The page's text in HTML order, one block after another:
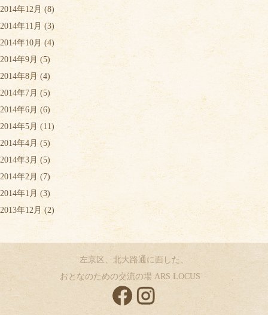
2014年12月 (8)
2014年11月(3)
2014年10月 (4)
2014年9月 (5)
2014年8月(4)
2014年7月 (5)
2014年6月(6)
2014年5月 (11)
2014年4月(5)
2014年3月(5)
2014年2月 (7)
2014年1月 (3)
2013年12月 (2)
左京区、北大路通に面した、
おとなのための交流の場 ARS LOCUS